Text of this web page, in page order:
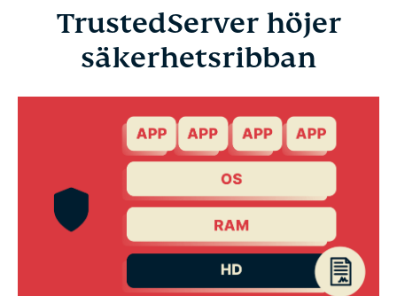
TrustedServer höjer
säkerhetsribban